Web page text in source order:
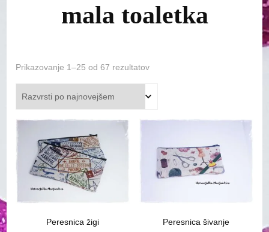
mala toaletka
Prikazovanje 1–25 od 67 rezultatovRazvrščeno
datumu
Peresnica žigi
Peresnica šivanje